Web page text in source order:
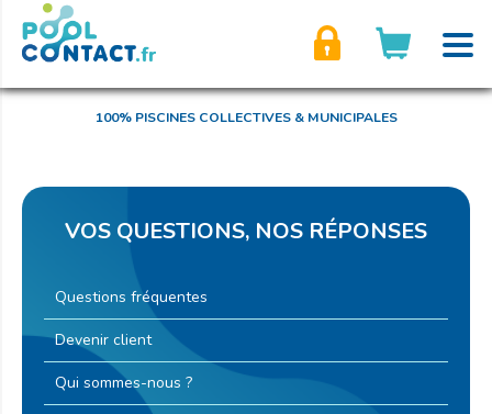
100% PISCINES COLLECTIVES & MUNICIPALES
VOS QUESTIONS, NOS RÉPONSES
Questions fréquentes
Devenir client
Qui sommes-nous ?